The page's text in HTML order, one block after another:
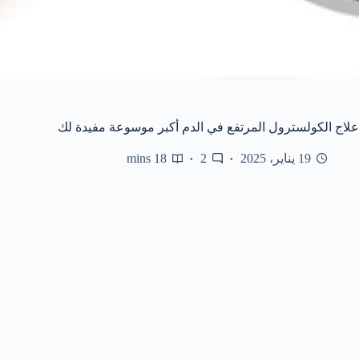
علاج الكولسترول المرتفع في الدم أكبر موسوعة مفيدة لك
19 يناير، 2025 2
18 mins